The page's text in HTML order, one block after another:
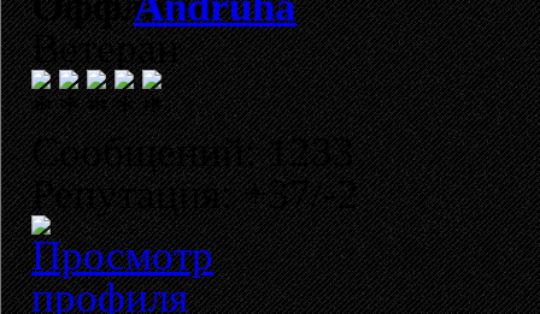
Ветеран
Сообщений: 1233
Репутация: +37/-2